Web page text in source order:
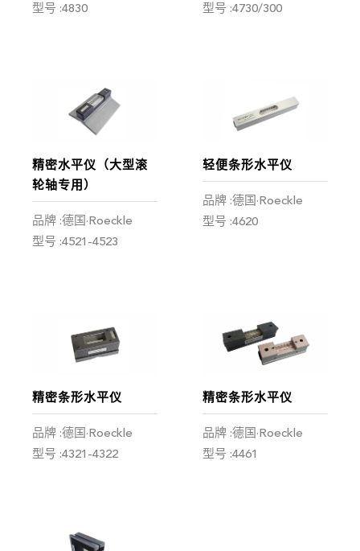
型号 :4830
型号 :4730/300
精密水平仪（大型滚
轮轴专用）
品牌 :德国·Roeckle
型号 :4521-4523
轻便条形水平仪
品牌 :德国·Roeckle
型号 :4620
精密条形水平仪
品牌 :德国·Roeckle
型号 :4321-4322
精密条形水平仪
品牌 :德国·Roeckle
型号 :4461